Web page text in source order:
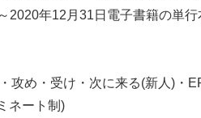
2020年12月31日電子書籍の単行
攻め・受け・次に来る(新人)・
ネート制)